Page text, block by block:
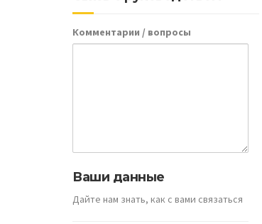
Комментарии / вопросы
Ваши данные
Дайте нам знать, как с вами связаться